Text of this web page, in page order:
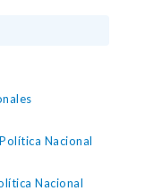
Nacional
Nacional